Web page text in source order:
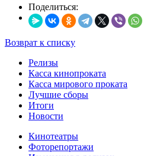
Поделиться:
Возврат к списку
Релизы
Касса кинопроката
Касса мирового проката
Лучшие сборы
Итоги
Новости
Кинотеатры
Фоторепортажи